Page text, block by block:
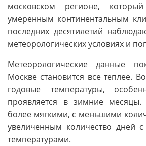
московском регионе, который
умеренным континентальным
последних десятилетий
метеорологических условиях и
Метеорологические данные
Москве становится все теплее.
годовые температуры,
проявляется в зимние месяцы.
более мягкими, с меньшими
увеличенным количество дней
температурами.